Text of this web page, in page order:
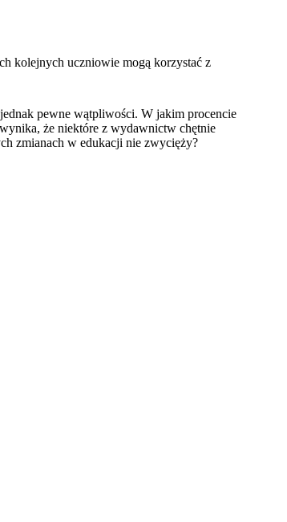
kolejnych uczniowie mogą korzystać z
pewne wątpliwości. W jakim procencie
że niektóre z wydawnictw chętnie
zmianach w edukacji nie zwycięży?